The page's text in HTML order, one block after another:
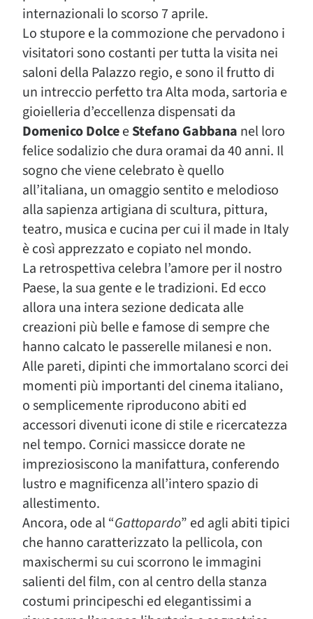
internazionali lo scorso 7 aprile.
Lo stupore e la commozione che pervadono i
visitatori sono costanti per tutta la visita nei
saloni della Palazzo regio, e sono il frutto di
un intreccio perfetto tra Alta moda, sartoria e
gioielleria d’eccellenza dispensati da
Domenico DolceeStefano Gabbana nel loro
felice sodalizio che dura oramai da 40 anni. Il
sogno che viene celebrato è quello
all’italiana, un omaggio sentito e melodioso
alla sapienza artigiana di scultura, pittura,
teatro, musica e cucina per cui il made in Italy
è così apprezzato e copiato nel mondo.
La retrospettiva celebra l’amore per il nostro
Paese, la sua gente e le tradizioni. Ed ecco
allora una intera sezione dedicata alle
creazioni più belle e famose di sempre che
hanno calcato le passerelle milanesi e non.
Alle pareti, dipinti che immortalano scorci dei
momenti più importanti del cinema italiano,
o semplicemente riproducono abiti ed
accessori divenuti icone di stile e ricercatezza
nel tempo. Cornici massicce dorate ne
impreziosiscono la manifattura, conferendo
lustro e magnificenza all’intero spazio di
allestimento.
Ancora, ode al “Gattopardo” ed agli abiti tipici
che hanno caratterizzato la pellicola, con
maxischermi su cui scorrono le immagini
salienti del film, con al centro della stanza
costumi principeschi ed elegantissimi a